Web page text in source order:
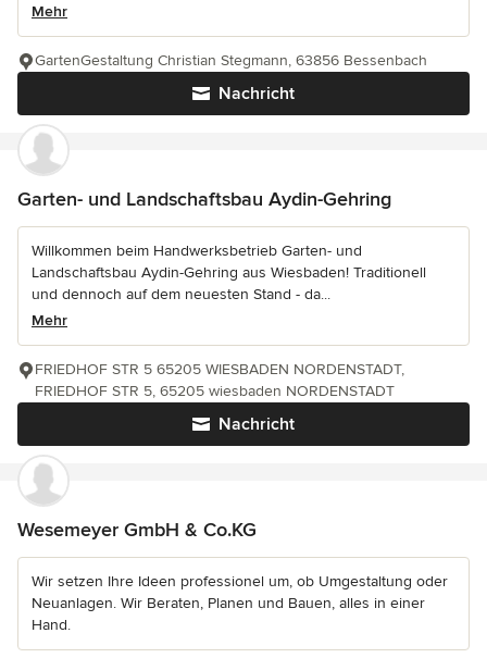
Mehr
Nachricht
GartenGestaltung Christian Stegmann, 63856 Bessenbach
Garten- und Landschaftsbau Aydin-Gehring
Willkommen beim Handwerksbetrieb Garten- und
Landschaftsbau Aydin-Gehring aus Wiesbaden! Traditionell
und dennoch auf dem neuesten Stand - da...
Mehr
Nachricht
FRIEDHOF STR 5 65205 WIESBADEN NORDENSTADT,
FRIEDHOF STR 5, 65205 wiesbaden NORDENSTADT
Wesemeyer GmbH & Co.KG
Wir setzen Ihre Ideen professionel um, ob Umgestaltung oder
Neuanlagen. Wir Beraten, Planen und Bauen, alles in einer
Hand.